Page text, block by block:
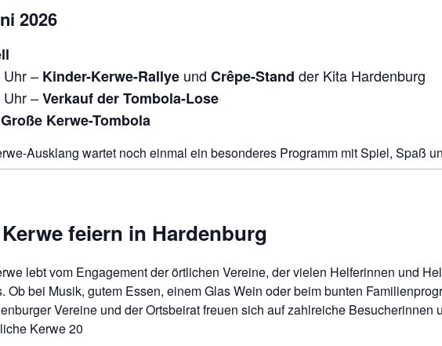
2026
– Kinder-Kerwe-Rallye und Crêpe-Stand der Kita Hardenburg
–Verkauf der Tombola-Lose
Große Kerwe-Tombola
Ausklang wartet noch einmal ein besonderes Programm mit Spiel, Spaß
feiern in Hardenburg
lebt vom Engagement der örtlichen Vereine, der vielen Helferinnen und
Ob bei Musik, gutem Essen, einem Glas Wein oder beim bunten
Vereine und der Ortsbeirat freuen sich auf zahlreiche
Kerwe 20